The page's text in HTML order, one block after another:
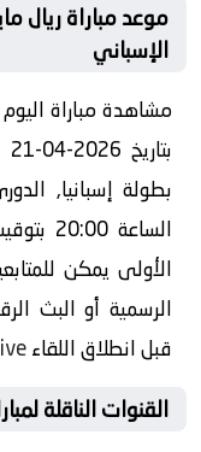
موعد مباراة ريال
الإسباني
مشاهدة مباراة
بطولة إسبانيا,
الأولى يمكن
الرسمية أو البث
قبل انطلاق اللقاء
القنوات الناقلة